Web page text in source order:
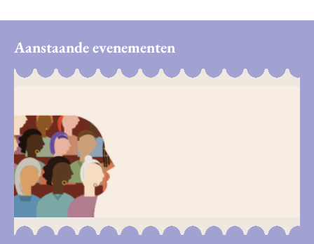
Aanstaande evenementen